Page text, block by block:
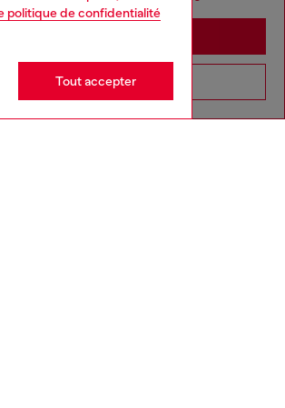
politique de confidentialité
Tout accepter
Go to United States